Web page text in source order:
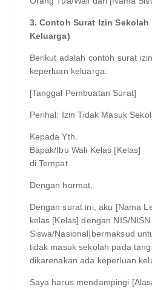
3. Contoh Surat Izin
Keluarga)
Berikut adalah contoh surat
keperluan keluarga:
[Tanggal Pembuatan Surat]
Perihal: Izin Tidak Masuk
Kepada Yth.
Bapak/Ibu Wali Kelas [Kelas]
di Tempat
Dengan hormat,
Dengan surat ini, aku [Nama
kelas [Kelas] dengan NIS/
Siswa/Nasional]bermaksud
tidak masuk sekolah pada
dikarenakan ada keperluan
Saya harus mendampingi